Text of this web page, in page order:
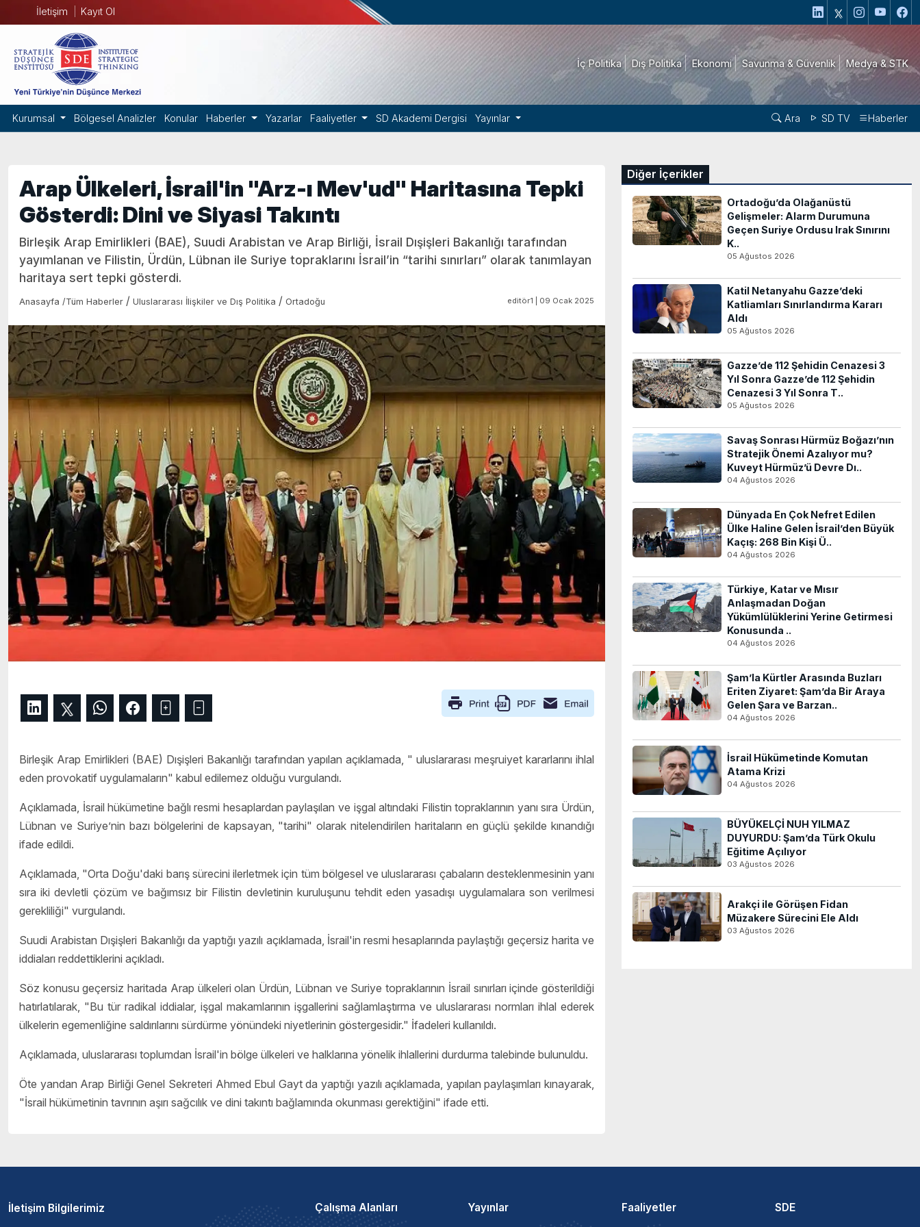
İletişim Kayıt Ol
İç Politika Dış Politika Ekonomi Savunma & Güvenlik Medya & STK
Kurumsal Bölgesel Analizler Konular Haberler Yazarlar Faaliyetler SD Akademi Dergisi Yayınlar Ara SD TV Haberler
Arap Ülkeleri, İsrail'in "Arz-ı Mev'ud" Haritasına Tepki
Gösterdi: Dini ve Siyasi Takıntı
Birleşik Arap Emirlikleri (BAE), Suudi Arabistan ve Arap Birliği, İsrail Dışişleri Bakanlığı tarafından
yayımlanan ve Filistin, Ürdün, Lübnan ile Suriye topraklarını İsrail’in “tarihi sınırları” olarak tanımlayan
haritaya sert tepki gösterdi.
Anasayfa /Tüm Haberler / Uluslararası İlişkiler ve Dış Politika / Ortadoğu editör1 | 09 Ocak 2025
Birleşik Arap Emirlikleri (BAE) Dışişleri Bakanlığı tarafından yapılan açıklamada, " uluslararası meşruiyet kararlarını ihlal
eden provokatif uygulamaların" kabul edilemez olduğu vurgulandı.
Açıklamada, İsrail hükümetine bağlı resmi hesaplardan paylaşılan ve işgal altındaki Filistin topraklarının yanı sıra Ürdün,
Lübnan ve Suriye’nin bazı bölgelerini de kapsayan, "tarihi" olarak nitelendirilen haritaların en güçlü şekilde kınandığı
ifade edildi.
Açıklamada, "Orta Doğu'daki barış sürecini ilerletmek için tüm bölgesel ve uluslararası çabaların desteklenmesinin yanı
sıra iki devletli çözüm ve bağımsız bir Filistin devletinin kuruluşunu tehdit eden yasadışı uygulamalara son verilmesi
gerekliliği" vurgulandı.
Suudi Arabistan Dışişleri Bakanlığı da yaptığı yazılı açıklamada, İsrail'in resmi hesaplarında paylaştığı geçersiz harita ve
iddiaları reddettiklerini açıkladı.
Söz konusu geçersiz haritada Arap ülkeleri olan Ürdün, Lübnan ve Suriye topraklarının İsrail sınırları içinde gösterildiği
hatırlatılarak, "Bu tür radikal iddialar, işgal makamlarının işgallerini sağlamlaştırma ve uluslararası normları ihlal ederek
ülkelerin egemenliğine saldırılarını sürdürme yönündeki niyetlerinin göstergesidir." İfadeleri kullanıldı.
Açıklamada, uluslararası toplumdan İsrail'in bölge ülkeleri ve halklarına yönelik ihlallerini durdurma talebinde bulunuldu.
Öte yandan Arap Birliği Genel Sekreteri Ahmed Ebul Gayt da yaptığı yazılı açıklamada, yapılan paylaşımları kınayarak,
"İsrail hükümetinin tavrının aşırı sağcılık ve dini takıntı bağlamında okunması gerektiğini" ifade etti.
Diğer İçerikler
Ortadoğu’da Olağanüstü
Gelişmeler: Alarm Durumuna
Geçen Suriye Ordusu Irak Sınırını
K..
05 Ağustos 2026
Katil Netanyahu Gazze’deki
Katliamları Sınırlandırma Kararı
Aldı
05 Ağustos 2026
Gazze’de 112 Şehidin Cenazesi 3
Yıl Sonra Gazze’de 112 Şehidin
Cenazesi 3 Yıl Sonra T..
05 Ağustos 2026
Savaş Sonrası Hürmüz Boğazı’nın
Stratejik Önemi Azalıyor mu?
Kuveyt Hürmüz’ü Devre Dı..
04 Ağustos 2026
Dünyada En Çok Nefret Edilen
Ülke Haline Gelen İsrail’den Büyük
Kaçış: 268 Bin Kişi Ü..
04 Ağustos 2026
Türkiye, Katar ve Mısır
Anlaşmadan Doğan
Yükümlülüklerini Yerine Getirmesi
Konusunda ..
04 Ağustos 2026
Şam’la Kürtler Arasında Buzları
Eriten Ziyaret: Şam’da Bir Araya
Gelen Şara ve Barzan..
04 Ağustos 2026
İsrail Hükümetinde Komutan
Atama Krizi
04 Ağustos 2026
BÜYÜKELÇİ NUH YILMAZ
DUYURDU: Şam’da Türk Okulu
Eğitime Açılıyor
03 Ağustos 2026
Arakçi ile Görüşen Fidan
Müzakere Sürecini Ele Aldı
03 Ağustos 2026
İletişim Bilgilerimiz Çalışma Alanları Yayınlar Faaliyetler SDE